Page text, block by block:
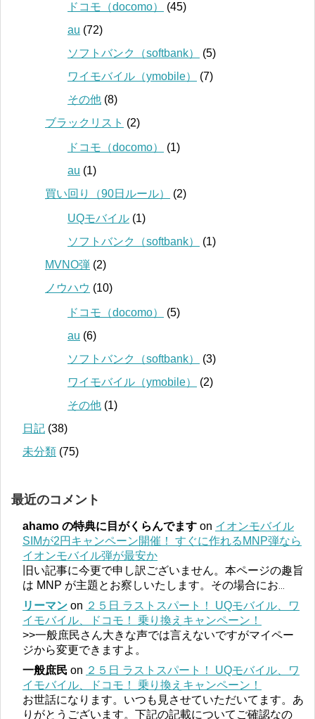
ドコモ（docomo）
(45)
au (72)
ソフトバンク（softbank）
(5)
ワイモバイル（ymobile）
(7)
その他 (8)
ブラックリスト (2)
ドコモ（docomo）
(1)
au (1)
買い回り（90日ルール）
(2)
UQモバイル (1)
ソフトバンク（softbank）
(1)
MVNO弾 (2)
ノウハウ (10)
ドコモ（docomo）
(5)
au (6)
ソフトバンク（softbank）
(3)
ワイモバイル（ymobile）
(2)
その他 (1)
日記 (38)
未分類 (75)
最近のコメント
ahamo の特典に目がくらんでます on イオンモバイル
SIMが2円キャンペーン開催！ すぐに作れるMNP弾なら
イオンモバイル弾が最安か
旧い記事に今更で申し訳ございません。本ページの趣旨
は MNP が主題とお察しいたします。その場合にお
リーマン on ２５日 ラストスパート！ UQモバイル、ワ
イモバイル、ドコモ！ 乗り換えキャンペーン！
>>一般庶民さん大きな声では言えないですがマイペー
ジから変更できますよ。
一般庶民 on ２５日 ラストスパート！ UQモバイル、ワ
イモバイル、ドコモ！ 乗り換えキャンペーン！
お世話になります。いつも見させていただいてます。あ
りがとうございます。下記の記載についてご確認なの